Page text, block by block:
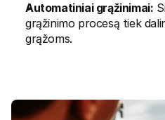
Automatiniai grąžinimai:
grąžinimo procesą tiek
grąžoms.